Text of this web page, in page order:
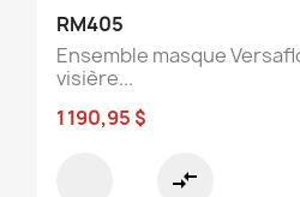
RM405
Ensemble masque
visière...
1 190,95 $
compare_arrows